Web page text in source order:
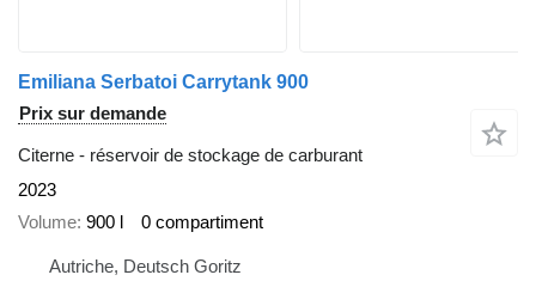
Emiliana Serbatoi Carrytank 900
Prix sur demande
Citerne - réservoir de stockage de carburant
2023
Volume 900 l 0 compartiment
Autriche, Deutsch Goritz